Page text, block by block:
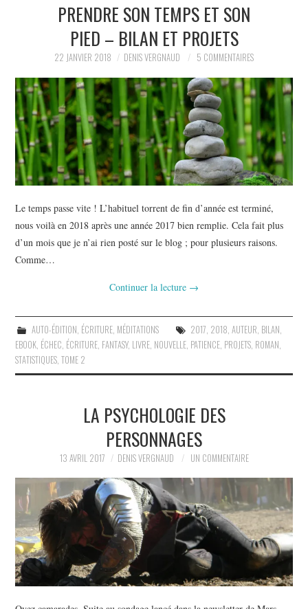
L’AUTEUR
LE CARTOGRAPHE
CONTACT
PRENDRE SON TEMPS ET SON
PIED – BILAN ET PROJETS
22 JANVIER 2018 DENIS VERGNAUD 5 COMMENTAIRES
Le temps passe vite ! L’habituel torrent de fin d’année est terminé,
nous voilà en 2018 après une année 2017 bien remplie. Cela fait plus
d’un mois que je n’ai rien posté sur le blog ; pour plusieurs raisons.
Comme…
Continuer la lecture →
AUTO-ÉDITION, ÉCRITURE, MÉDITATIONS 2017, 2018, AUTEUR, BILAN,
EBOOK, ÉCHEC, ÉCRITURE, FANTASY, LIVRE, NOUVELLE, PATIENCE, PROJETS, ROMAN,
STATISTIQUES,TOME 2
LA PSYCHOLOGIE DES
PERSONNAGES
13 AVRIL 2017 DENIS VERGNAUD UN COMMENTAIRE